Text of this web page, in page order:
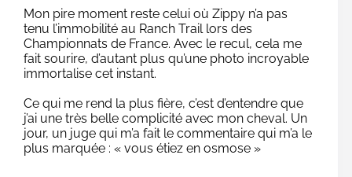
Mon pire moment reste celui où Zippy n’a pas
tenu l’immobilité au Ranch Trail lors des
Championnats de France. Avec le recul, cela me
fait sourire, d’autant plus qu’une photo incroyable
immortalise cet instant.
Ce qui me rend la plus fière, c’est d’entendre que
j’ai une très belle complicité avec mon cheval. Un
jour, un juge qui m’a fait le commentaire qui m’a le
plus marquée : « vous étiez en osmose »